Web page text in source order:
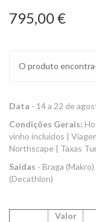
795,00 €
O produto
Data - 14 a 22 de
Condições Gerais:
vinho incluídos |
Northscape | Taxas
Saídas - Braga
(Decathlon)
Valor